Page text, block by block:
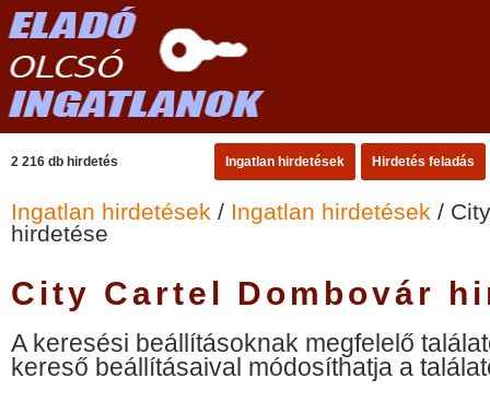
2 216 db hirdetés Ingatlan hirdetések Hirdetés feladás
Ingatlan hirdetések / Ingatlan hirdetések /
hirdetése
City Cartel Dombovár
A keresési beállításoknak megfelelő
kereső beállításaival módosíthatja a